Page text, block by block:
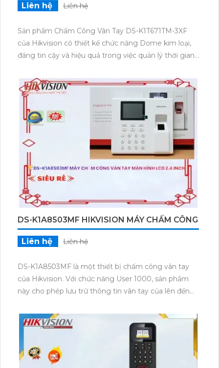
Liên hệ Liên hệ
Sản phẩm Chấm Công Vân Tay DS-K1T671TM-3XF
của Hikvision có thiết kế chức năng Dome kim loại,
đáng tin cậy và hiệu quả trong việc quản lý thời gian
phẩm giúp đảm bảo tính chính xác và an toàn cao.
Thiết bị này cung cấp thông tin đăng ký chấm công
nhanh chóng và dễ dàng, từ đó giúp tăng cường sự
linh hoạt và tiện ích cho doanh nghiệp. Với giao diện
thân thiện, việc cài đặt và sử dụng trở nên đơn giản
và thuận tiện.
DS-K1A8503MF HIKVISION MÁY CHẤM CÔNG
Liên hệ Liên hệ
DS-K1A8503MF là một thiết bị chấm công vân tay
của Hikvision. Với chức năng User 1000, sản phẩm
này cho phép lưu trữ thông tin vân tay của lên đến
nhận dạng vân tay chính xác và nhanh chóng, giúp
tái tạo dấu vân tay trong thời gian nhanh nhất. DS-
K1A8503MF cung cấp khả năng chống giả mạo
bằng cách phát hiện các hình ảnh vân tay giả tạo. Với
màn hình hiển thị màu, việc sử dụng và cấu hình